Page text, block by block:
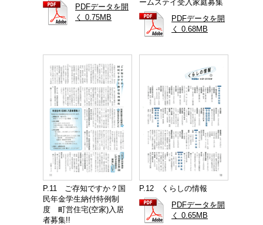
PDFデータを開
く 0.75MB
ームステイ受入家庭募集
PDFデータを開
く 0.68MB
P.11 ご存知ですか？国
民年金学生納付特例制
度 町営住宅(空家)入居
者募集!!
P.12 くらしの情報
PDFデータを開
く 0.65MB